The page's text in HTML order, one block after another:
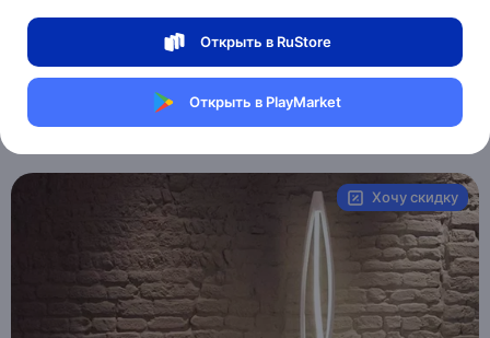
Открыть в RuStore
Открыть в PlayMarket
0 отзывов
Магазин Weller Store
Хочу скидку